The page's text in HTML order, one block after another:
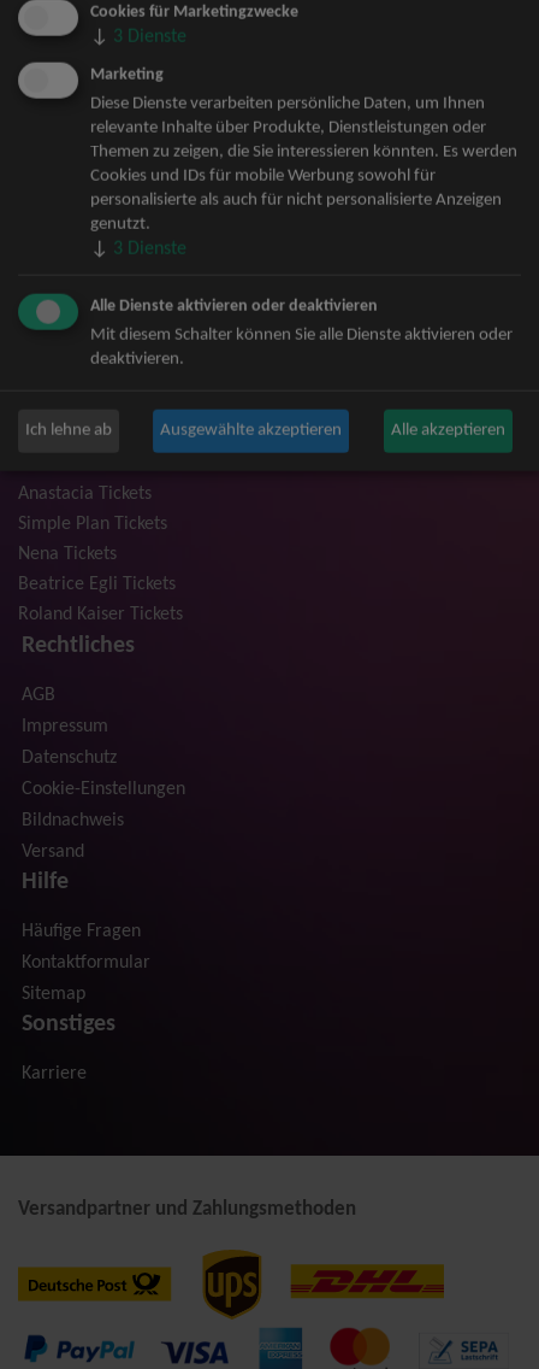
Die Fantastischen Vier Tickets
Herbert Grönemeyer Tickets
Deep Purple Tickets
Howard Carpendale Tickets
Jan Delay & Disko No.1 Tickets
Pur Tickets
Bob Dylan Tickets
Mark Forster Tickets
The Prodigy Tickets
Niedeckens BAP Tickets
Judas Priest Tickets
Trailerpark & Friends Tickets
Anastacia Tickets
Simple Plan Tickets
Nena Tickets
Beatrice Egli Tickets
Roland Kaiser Tickets
Rechtliches
AGB
Impressum
Datenschutz
Cookie-Einstellungen
Bildnachweis
Versand
Hilfe
Häufige Fragen
Kontaktformular
Sitemap
Sonstiges
Karriere
Versandpartner und Zahlungsmethoden
Cookies für Marketingzwecke
↓ 3 Dienste
Marketing
Diese Dienste verarbeiten persönliche Daten, um Ihnen
relevante Inhalte über Produkte, Dienstleistungen oder
Themen zu zeigen, die Sie interessieren könnten. Es werden
Cookies und IDs für mobile Werbung sowohl für
personalisierte als auch für nicht personalisierte Anzeigen
genutzt.
↓ 3 Dienste
Alle Dienste aktivieren oder deaktivieren
Mit diesem Schalter können Sie alle Dienste aktivieren oder
deaktivieren.
Ich lehne ab Ausgewählte akzeptieren Alle akzeptieren